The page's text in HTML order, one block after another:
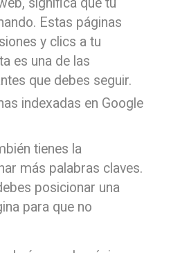
significa que tu
Estas páginas
y clics a tu
es una de las
que debes seguir.
tienes la
más palabras claves.
posicionar una
para que no